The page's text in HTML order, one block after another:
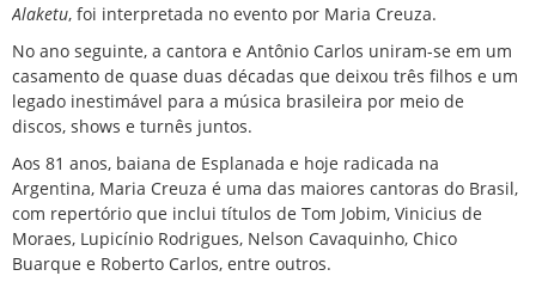
Alaketu, foi interpretada no evento por Maria Creuza.
No ano seguinte, a cantora e Antônio Carlos uniram-se em um
casamento de quase duas décadas que deixou três filhos e um
legado inestimável para a música brasileira por meio de
discos, shows e turnês juntos.
Aos 81 anos, baiana de Esplanada e hoje radicada na
Argentina, Maria Creuza é uma das maiores cantoras do Brasil,
com repertório que inclui títulos de Tom Jobim, Vinicius de
Moraes, Lupicínio Rodrigues, Nelson Cavaquinho, Chico
Buarque e Roberto Carlos, entre outros.